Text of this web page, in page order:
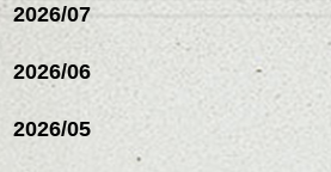
2026/07
2026/06
2026/05